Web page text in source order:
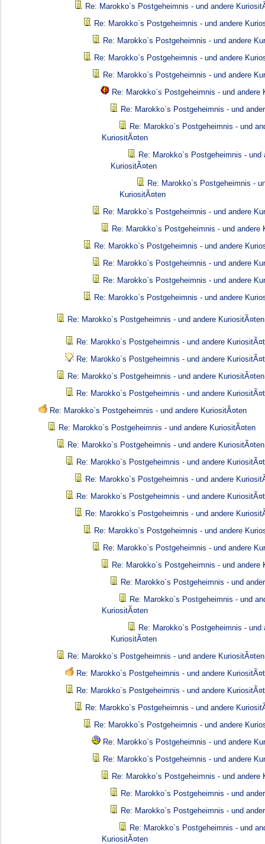
Re: Marokko`s Postgeheimnis - und andere
Re: Marokko`s Postgeheimnis - und andere
Re: Marokko`s Postgeheimnis - und andere
Re: Marokko`s Postgeheimnis - und andere
Re: Marokko`s Postgeheimnis - und andere
Re: Marokko`s Postgeheimnis - und andere
Re: Marokko`s Postgeheimnis - und
Re: Marokko`s Postgeheimnis - und
KuriositÃ¤ten
Re: Marokko`s Postgeheimnis - und
KuriositÃ¤ten
Re: Marokko`s Postgeheimnis -
KuriositÃ¤ten
Re: Marokko`s Postgeheimnis - und andere
Re: Marokko`s Postgeheimnis - und andere
Re: Marokko`s Postgeheimnis - und andere
Re: Marokko`s Postgeheimnis - und andere
Re: Marokko`s Postgeheimnis - und andere
Re: Marokko`s Postgeheimnis - und andere
Re: Marokko`s Postgeheimnis - und andere KuriositÃ¤ten
Re: Marokko`s Postgeheimnis - und andere
Re: Marokko`s Postgeheimnis - und andere
Re: Marokko`s Postgeheimnis - und andere KuriositÃ¤ten
Re: Marokko`s Postgeheimnis - und andere
Re: Marokko`s Postgeheimnis - und andere KuriositÃ¤ten
Re: Marokko`s Postgeheimnis - und andere KuriositÃ¤ten
Re: Marokko`s Postgeheimnis - und andere KuriositÃ¤ten
Re: Marokko`s Postgeheimnis - und andere
Re: Marokko`s Postgeheimnis - und andere
Re: Marokko`s Postgeheimnis - und andere
Re: Marokko`s Postgeheimnis - und andere
Re: Marokko`s Postgeheimnis - und andere
Re: Marokko`s Postgeheimnis - und andere
Re: Marokko`s Postgeheimnis - und andere
Re: Marokko`s Postgeheimnis - und
Re: Marokko`s Postgeheimnis - und
KuriositÃ¤ten
Re: Marokko`s Postgeheimnis - und
KuriositÃ¤ten
Re: Marokko`s Postgeheimnis - und andere KuriositÃ¤ten
Re: Marokko`s Postgeheimnis - und andere
Re: Marokko`s Postgeheimnis - und andere
Re: Marokko`s Postgeheimnis - und andere
Re: Marokko`s Postgeheimnis - und andere
Re: Marokko`s Postgeheimnis - und andere
Re: Marokko`s Postgeheimnis - und andere
Re: Marokko`s Postgeheimnis - und andere
Re: Marokko`s Postgeheimnis - und
Re: Marokko`s Postgeheimnis - und
Re: Marokko`s Postgeheimnis - und
KuriositÃ¤ten